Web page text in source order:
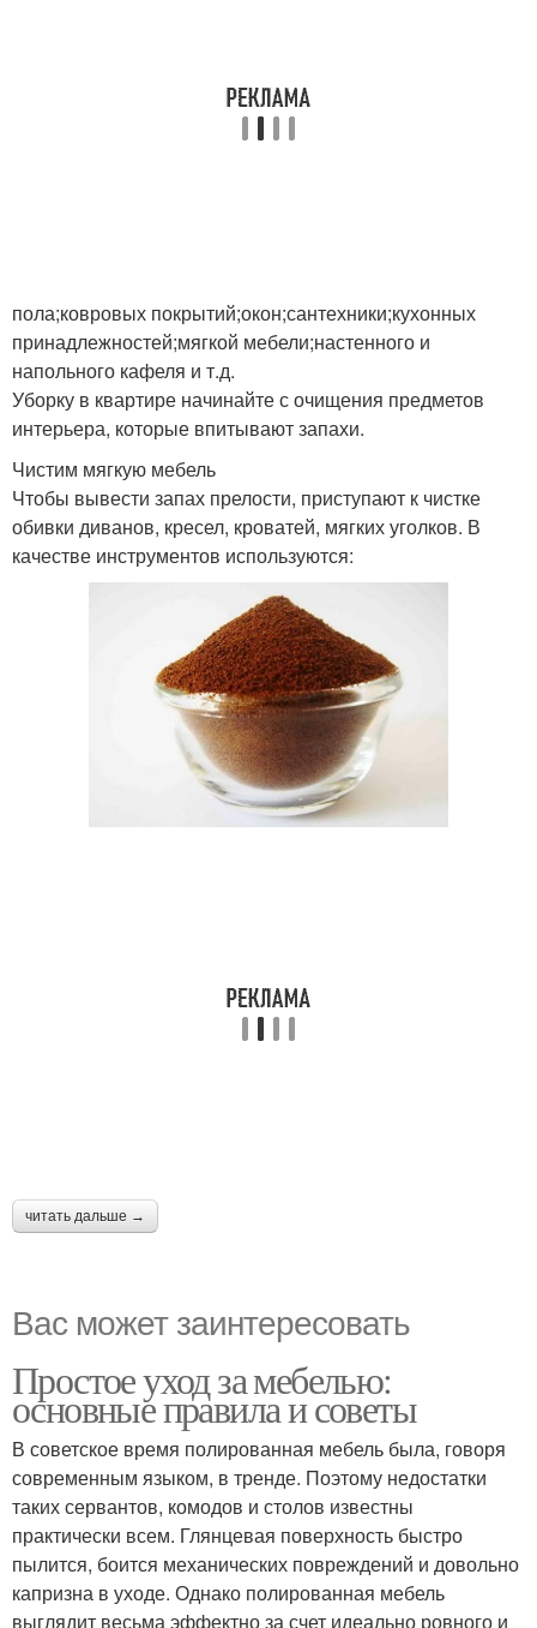
пола;ковровых покрытий;окон;сантехники;кухонных
принадлежностей;мягкой мебели;настенного и
напольного кафеля и т.д.
Уборку в квартире начинайте с очищения предметов
интерьера, которые впитывают запахи.
Чистим мягкую мебель
Чтобы вывести запах прелости, приступают к чистке
обивки диванов, кресел, кроватей, мягких уголков. В
качестве инструментов используются:
читать дальше →
Вас может заинтересовать
Простое уход за мебелью:
основные правила и советы
В советское время полированная мебель была, говоря
современным языком, в тренде. Поэтому недостатки
таких сервантов, комодов и столов известны
практически всем. Глянцевая поверхность быстро
пылится, боится механических повреждений и довольно
капризна в уходе. Однако полированная мебель
выглядит весьма эффектно за счет идеально ровного и